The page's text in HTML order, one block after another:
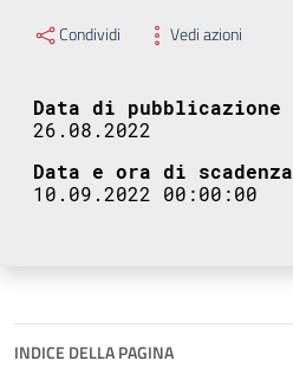
Condividi Vedi azioni
Data di pubblicazione
26.08.2022
Data e ora di scadenza
10.09.2022 00:00:00
INDICE DELLA PAGINA